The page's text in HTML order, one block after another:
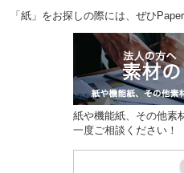
「紙」をお探しの際には、ぜひ
紙や機能紙、その他素
一度ご相談ください！